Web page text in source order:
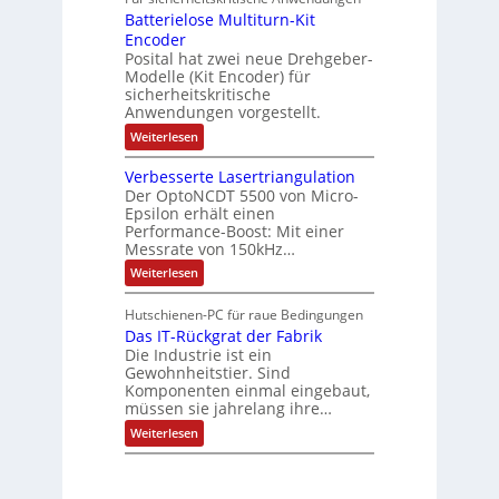
o
g
e
w
ä
h
t
f
t
e
e
ä
l
t
S
c
h
u
t
z
l
a
c
k
b
e
s
c
i
c
h
t
u
n
g
f
s
l
o
s
e
F
a
n
g
s
c
h
a
l
t
u
n
g
Batterielose Multiturn-Kit
Encoder
Posital hat zwei neue Drehgeber-
Modelle (Kit Encoder) für
sicherheitskritische
Anwendungen vorgestellt.
Weiterlesen:
B
t
t
e
r
i
e
l
o
e
M
u
l
t
i
t
u
r
Verbesserte Lasertriangulation
Der OptoNCDT 5500 von Micro-
Epsilon erhält einen
Performance-Boost: Mit einer
Messrate von 150kHz…
Weiterlesen:
V
r
b
e
s
s
e
r
t
e
L
Hutschienen-PC für raue Bedingungen
Das IT-Rückgrat der Fabrik
Die Industrie ist ein
Gewohnheitstier. Sind
Komponenten einmal eingebaut,
müssen sie jahrelang ihre…
Weiterlesen:
D